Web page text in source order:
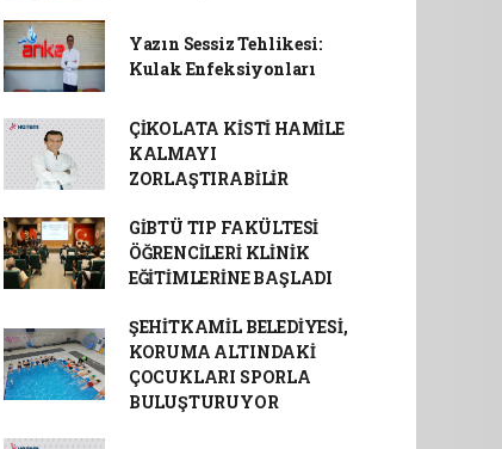
Yazın Sessiz Tehlikesi:
Kulak Enfeksiyonları
ÇİKOLATA KİSTİ HAMİLE
KALMAYI
ZORLAŞTIRABİLİR
GİBTÜ TIP FAKÜLTESİ
ÖĞRENCİLERİ KLİNİK
EĞİTİMLERİNE BAŞLADI
ŞEHİTKAMİL BELEDİYESİ,
KORUMA ALTINDAKİ
ÇOCUKLARI SPORLA
BULUŞTURUYOR